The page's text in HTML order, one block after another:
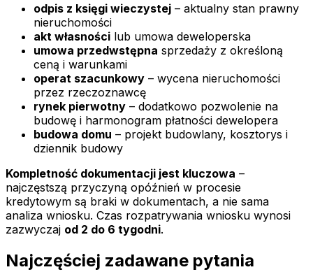
odpis z księgi wieczystej – aktualny stan prawny
nieruchomości
akt własności lub umowa deweloperska
umowa przedwstępna sprzedaży z określoną
ceną i warunkami
operat szacunkowy – wycena nieruchomości
przez rzeczoznawcę
rynek pierwotny – dodatkowo pozwolenie na
budowę i harmonogram płatności dewelopera
budowa domu – projekt budowlany, kosztorys i
dziennik budowy
Kompletność dokumentacji jest kluczowa –
najczęstszą przyczyną opóźnień w procesie
kredytowym są braki w dokumentach, a nie sama
analiza wniosku. Czas rozpatrywania wniosku wynosi
zazwyczaj od 2 do 6 tygodni.
Najczęściej zadawane pytania